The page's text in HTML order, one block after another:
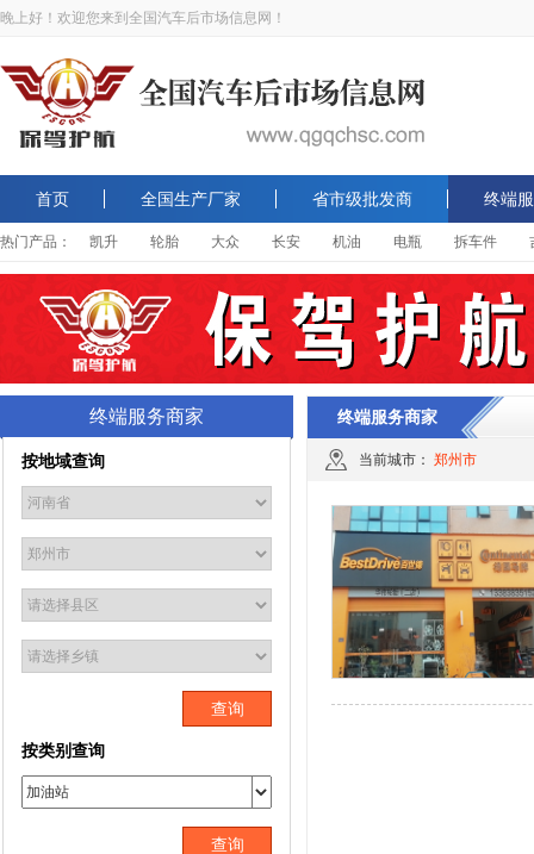
晚上好！欢迎您来到全国汽车后市场信息网！
首页 全国生产厂家 省市级批发商 终端
热门产品： 凯升 轮胎 大众 长安 机油 电瓶 拆车件
终端服务商家
按地域查询
查询
按类别查询
查询
终端服务商家
当前城市： 郑州市